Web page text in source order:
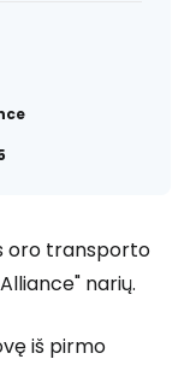
oro transporto
narių.
iš pirmo